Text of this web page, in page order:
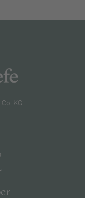
KG